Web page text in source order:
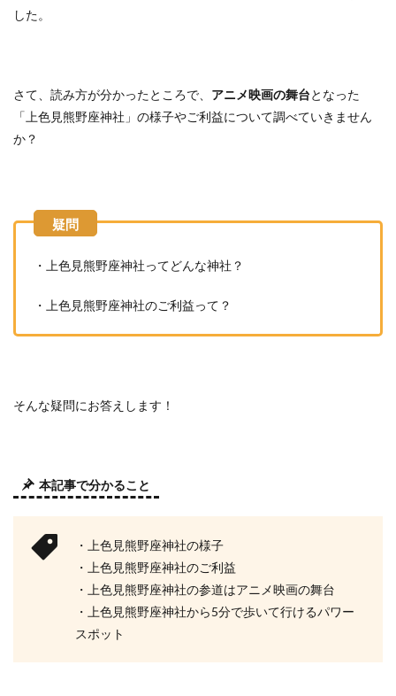
した。
さて、読み方が分かったところで、 アニメ映画の舞台となった
「上色見熊野座神社」の様子やご利益について調べていきません
か？
・上色見熊野座神社ってどんな神社？
・上色見熊野座神社のご利益って？
そんな疑問にお答えします！
本記事で分かること
・上色見熊野座神社の様子
・上色見熊野座神社のご利益
・上色見熊野座神社の参道はアニメ映画の舞台
・上色見熊野座神社から5分で歩いて行けるパワー
スポット